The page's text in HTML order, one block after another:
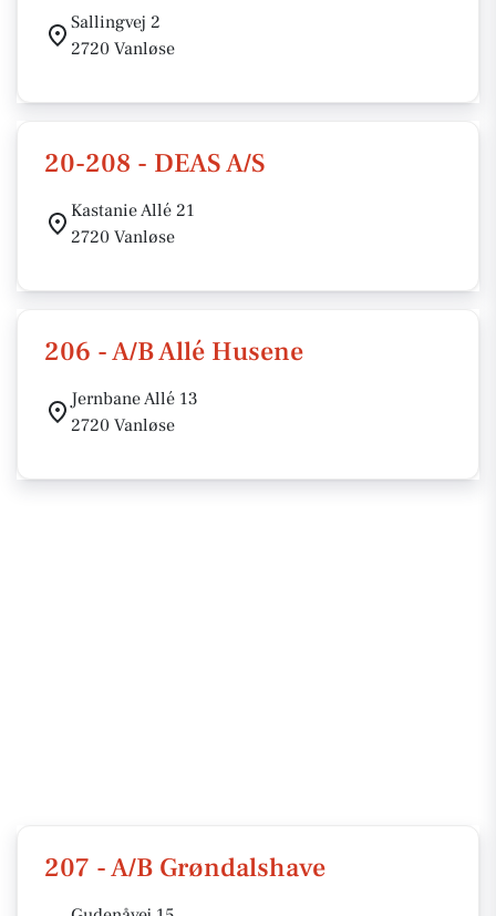
Sallingvej 2
2720 Vanløse
20-208 - DEAS A/S
Kastanie Allé 21
2720 Vanløse
206 - A/B Allé Husene
Jernbane Allé 13
2720 Vanløse
207 - A/B Grøndalshave